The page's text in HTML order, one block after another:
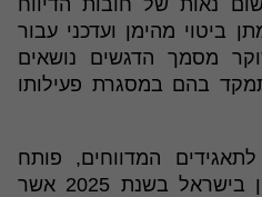
נאות של חובות הדיווח
ביטוי מהימן ועדכני עבור
מסמך הדגשים נושאים
בהם במסגרת פעילותו
המדווחים, פותח
בסקירת פעילות שוק ההון בישראל בשנת 2025 אשר